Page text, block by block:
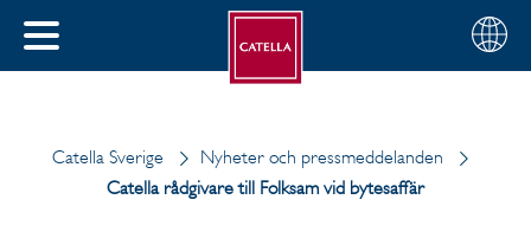
STÄNG
Välj
din
Svenska
Catella Sverige
Nyheter och pressmeddelanden
Catella rådgivare till Folksam vid bytesaffär